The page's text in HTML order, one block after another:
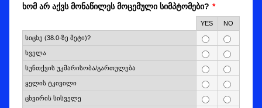
ხომ არ აქვს მონაწილეს მოცემული სიმპტომები? *
YES NO
სიცხე (38.0-ზე მეტი)?
ხველა
სუნთქვის უკმარისობა/გართულება
ყელის ტკივილი
ცხვირის სისველე